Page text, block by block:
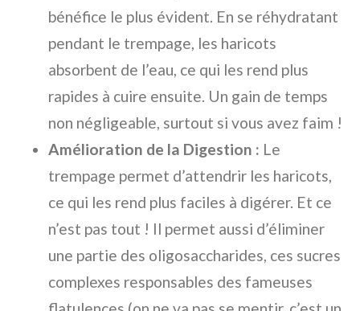
bénéfice le plus évident. En se réhydratant
pendant le trempage, les haricots
absorbent de l’eau, ce qui les rend plus
rapides à cuire ensuite. Un gain de temps
non négligeable, surtout si vous avez faim !
Amélioration de la Digestion : Le
trempage permet d’attendrir les haricots,
ce qui les rend plus faciles à digérer. Et ce
n’est pas tout ! Il permet aussi d’éliminer
une partie des oligosaccharides, ces sucres
complexes responsables des fameuses